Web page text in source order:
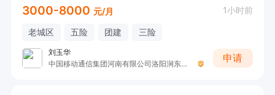
3000-8000 元/月 1小时前
老城区 五险 团建 三险
刘玉华
中国移动通信集团河南有限公司洛阳涧东路营业厅
申请